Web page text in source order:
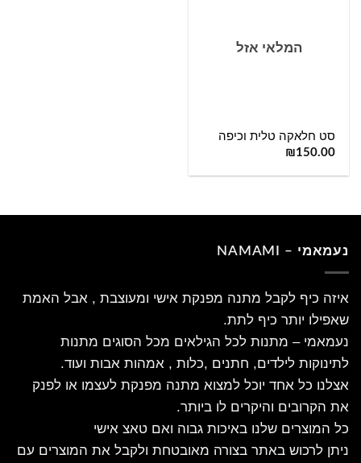
המלאי אזל
סט חלאקה טלית וכיפה
₪150.00
נעמאמי – NAMAMI
איזה כיף לקבל מתנה מפנקת אישי ומעוצבת , אבל האמת
שאפילו יותר כיף לתת.
נעמאמי – מתנות לכל הגילאים מכל הסוגים מתנות
לתינוקות לילדים, חתנים ,כלות , אמהות אבות ועוד.
אצלנו כל אחד יוכל למצוא מתנה מפנקת לעצמו או לפנק
את הקרובים והיקרים לו ביותר.
כל המוצרים שלנו באיכות גבוה ואם טאצ אישי
ניתן לרכוש באתר בצורה מאובטחת ולקבל את המוצרים עם